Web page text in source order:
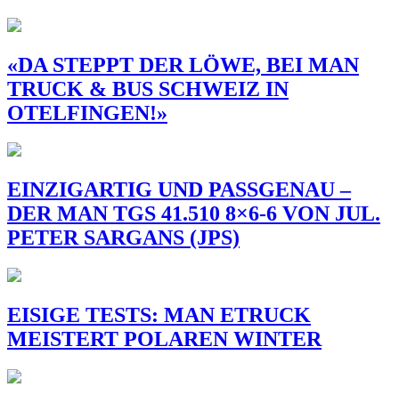
«DA STEPPT DER LÖWE, BEI MAN
TRUCK & BUS SCHWEIZ IN
OTELFINGEN!»
EINZIGARTIG UND PASSGENAU –
DER MAN TGS 41.510 8×6-6 VON JUL.
PETER SARGANS (JPS)
EISIGE TESTS: MAN ETRUCK
MEISTERT POLAREN WINTER